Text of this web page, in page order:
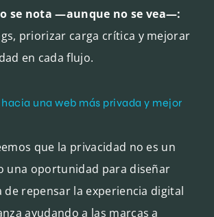
se nota —aunque no se vea—:
priorizar carga crítica y mejorar
en cada flujo.
una web más privada y mejor
que la privacidad no es un
una oportunidad para diseñar
de repensar la experiencia digital
ayudando a las marcas a